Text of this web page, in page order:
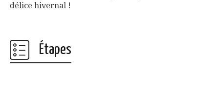
délice hivernal !
Étapes